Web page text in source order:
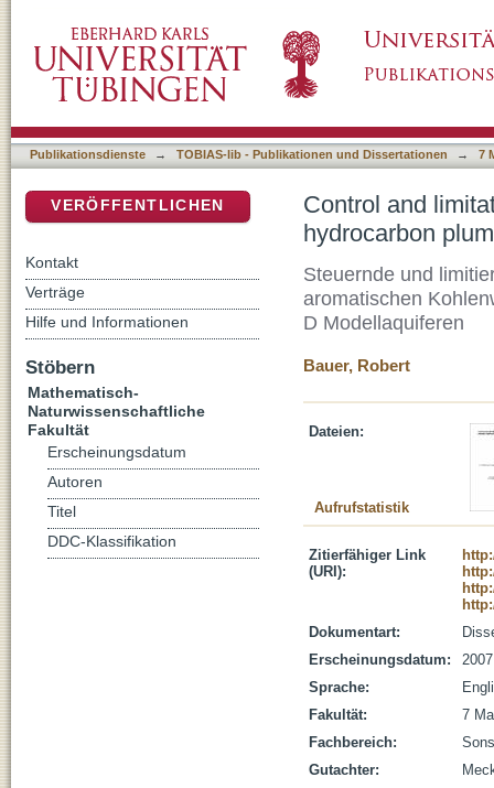
2-D model aquifers
Publikationsdienste → TOBIAS-lib - Publikationen und Dissertationen → 7
Control and
hydrocarbon
Steuernde und
aromatischen
D Modellaquiferen
Bauer, Robert
Dateien:
Aufrufstatistik
Zitierfähiger Link
(URI):
Dokumentart:
Erscheinungsdatum:
2007
Sprache:
Fakultät:
7
Fachbereich:
Gutachter:
VERÖFFENTLICHEN
Kontakt
Verträge
Hilfe und Informationen
Stöbern
Mathematisch-
Naturwissenschaftliche
Fakultät
Erscheinungsdatum
Autoren
Titel
DDC-Klassifikation